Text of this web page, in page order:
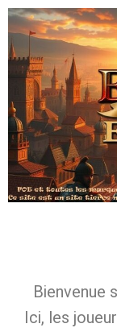
au
contenu
Bienvenue
Ici, les